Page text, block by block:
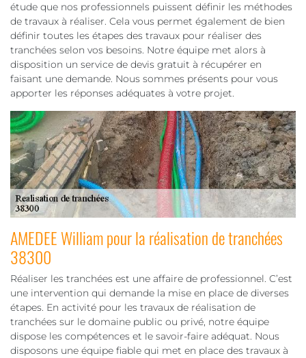
étude que nos professionnels puissent définir les méthodes
de travaux à réaliser. Cela vous permet également de bien
définir toutes les étapes des travaux pour réaliser des
tranchées selon vos besoins. Notre équipe met alors à
disposition un service de devis gratuit à récupérer en
faisant une demande. Nous sommes présents pour vous
apporter les réponses adéquates à votre projet.
AMEDEE William pour la réalisation de tranchées
38300
Réaliser les tranchées est une affaire de professionnel. C’est
une intervention qui demande la mise en place de diverses
étapes. En activité pour les travaux de réalisation de
tranchées sur le domaine public ou privé, notre équipe
dispose les compétences et le savoir-faire adéquat. Nous
disposons une équipe fiable qui met en place des travaux à